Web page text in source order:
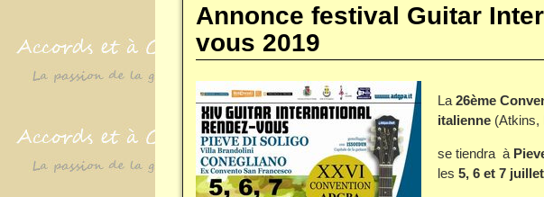
Annonce festival Guitar
vous 2019
La26ème
italienne (Atkins,
se tiendra à
les5, 6 et 7